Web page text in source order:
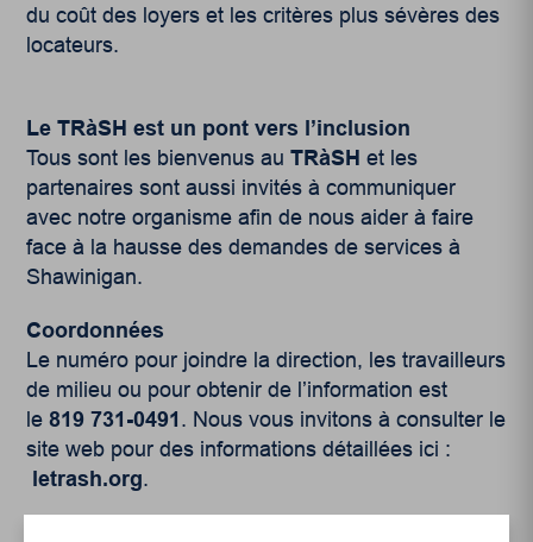
du coût des loyers et les critères plus sévères des
locateurs.
Le TRàSH est un pont vers l’inclusion
Tous sont les bienvenus auTRàSHet les
partenaires sont aussi invités à communiquer
avec notre organisme afin de nous aider à faire
face à la hausse des demandes de services à
Shawinigan.
Coordonnées
Le numéro pour joindre la direction, les travailleurs
de milieu ou pour obtenir de l’information est
le819 731-0491 . Nous vous invitons à consulter le
site web pour des informations détaillées ici :
letrash.org.